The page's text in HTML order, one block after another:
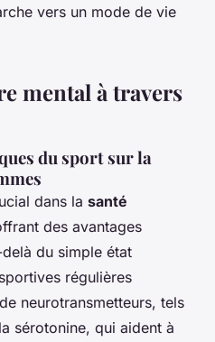
vers un mode de vie
mental à travers
du sport sur la
dans la santé
des avantages
du simple état
régulières
neurotransmetteurs, tels
sérotonine, qui aident à